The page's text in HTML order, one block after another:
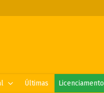
Últimas Licenciamento